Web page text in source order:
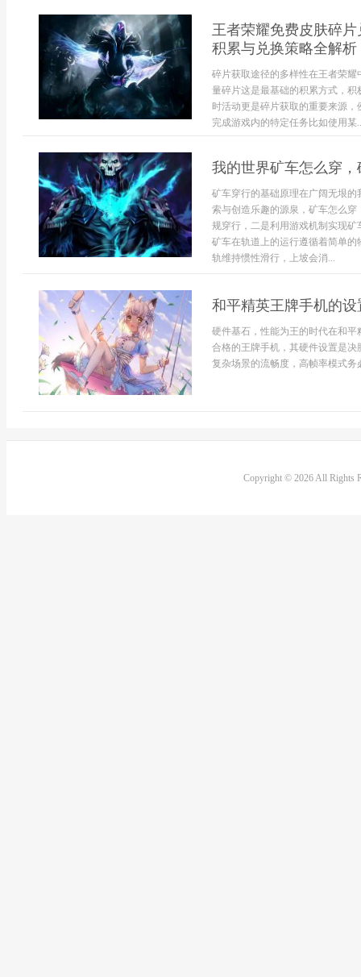
王者荣耀免费皮肤碎
积累与兑换策略全解析
碎片获取途径的多样性在王者荣
量碎片这是最基础的积累方式，
时活动更是碎片获取的重要来源
完成游戏内的特定任务比如使用某
我的世界矿车怎么穿
矿车穿行的基础原理在广阔无垠
索与创造乐趣的源泉，矿车怎么
规穿行，二是利用游戏机制实现
矿车在轨道上的运行遵循着简单
轨维持惯性滑行，上坡会消...
和平精英王牌手机的
硬件基石，性能为王的时代在和
合格的王牌手机，其硬件设置是
复杂场景的流畅度，高帧率模式务
Copyright © 2026 All Rights